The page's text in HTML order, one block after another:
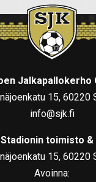
Jalkapallokerho
15, 60220
info@sjk.fi
Stadionin toimisto &
15, 60220
Avoinna: